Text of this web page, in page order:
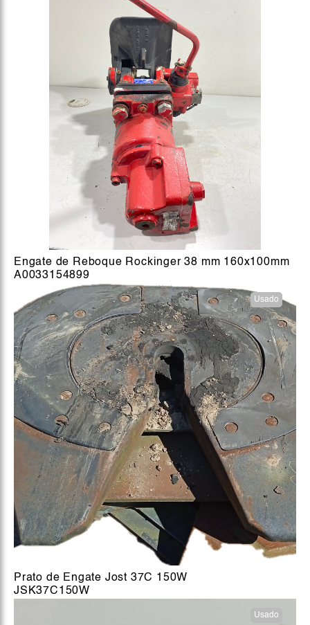
Engate de Reboque Rockinger 38 mm 160x100mm
A0033154899
Usado
Prato de Engate Jost 37C 150W
JSK37C150W
Usado